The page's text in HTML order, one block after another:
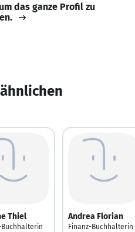
das ganze Profil zu
Thiel
Buchhalterin
Andrea Florian
Finanz-Buchhalterin